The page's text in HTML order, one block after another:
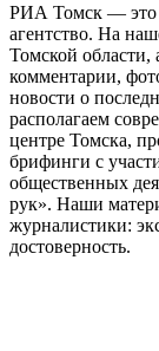
РИА Томск — это
агентство. На
Томской области,
комментарии,
новости о
располагаем
центре Томска,
брифинги с
общественных
рук». Наши
журналистики:
достоверность.